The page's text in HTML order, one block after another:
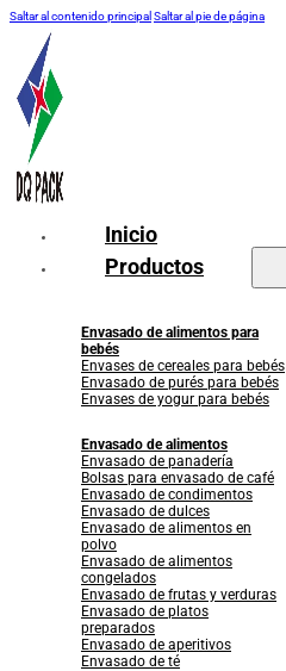
Saltar al contenido principal Saltar al pie de página
Inicio
Productos
Envasado de alimentos para
bebés
Envases de cereales para bebés
Envasado de purés para bebés
Envases de yogur para bebés
Envasado de alimentos
Envasado de panadería
Bolsas para envasado de café
Envasado de condimentos
Envasado de dulces
Envasado de alimentos en
polvo
Envasado de alimentos
congelados
Envasado de frutas y verduras
Envasado de platos
preparados
Envasado de aperitivos
Envasado de té